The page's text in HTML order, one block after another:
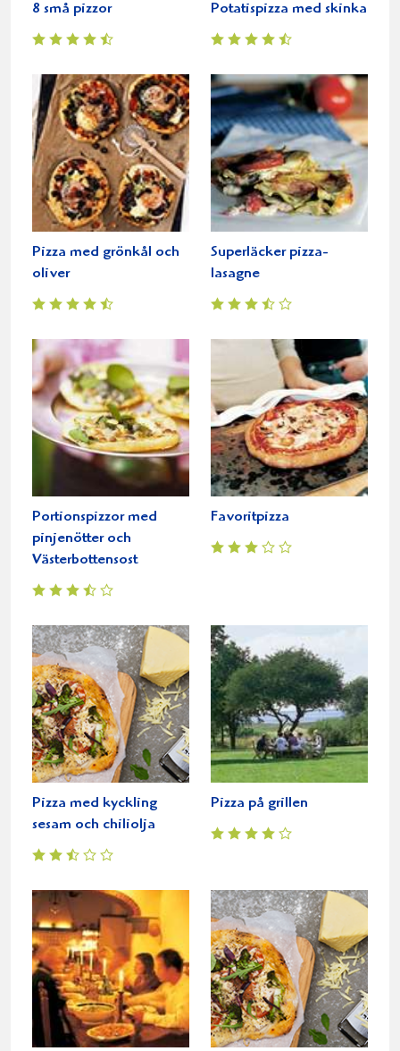
8 små pizzor Potatispizza med skinka
Pizza med grönkål och
oliver
Superläcker pizza-
lasagne
Portionspizzor med
pinjenötter och
Västerbottensost
Favoritpizza
Pizza med kyckling
sesam och chiliolja
Pizza på grillen